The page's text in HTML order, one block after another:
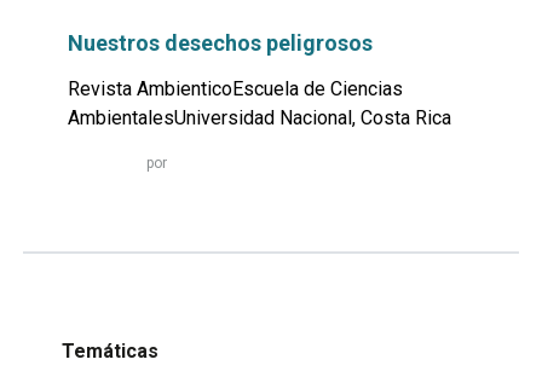
Nuestros desechos peligrosos
Revista AmbienticoEscuela de Ciencias
AmbientalesUniversidad Nacional, Costa Rica
por
Temáticas